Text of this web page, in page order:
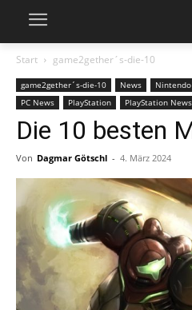
Start game2gether´s-die-10
game2gether´s-die-10 News Nintendo
PC News
PlayStation PlayStation News
Die 10 besten
Von Dagmar Götschl - 4. März 2024